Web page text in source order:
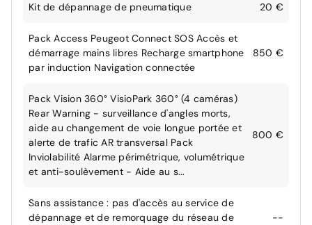
Kit de dépannage de pneumatique 20 €
Pack Access Peugeot Connect SOS Accès et
démarrage mains libres Recharge smartphone
par induction Navigation connectée
850 €
Pack Vision 360° VisioPark 360° (4 caméras)
Rear Warning - surveillance d'angles morts,
aide au changement de voie longue portée et
alerte de trafic AR transversal Pack
Inviolabilité Alarme périmétrique, volumétrique
et anti-soulèvement - Aide au s...
800 €
Sans assistance : pas d'accès au service de
dépannage et de remorquage du réseau de
--